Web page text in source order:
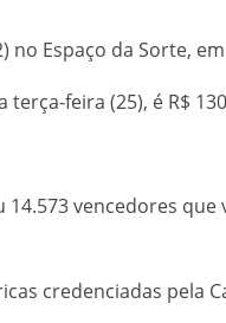
Espaço da Sorte,
feira (25), é R$
14.573 vencedores
credenciadas pela